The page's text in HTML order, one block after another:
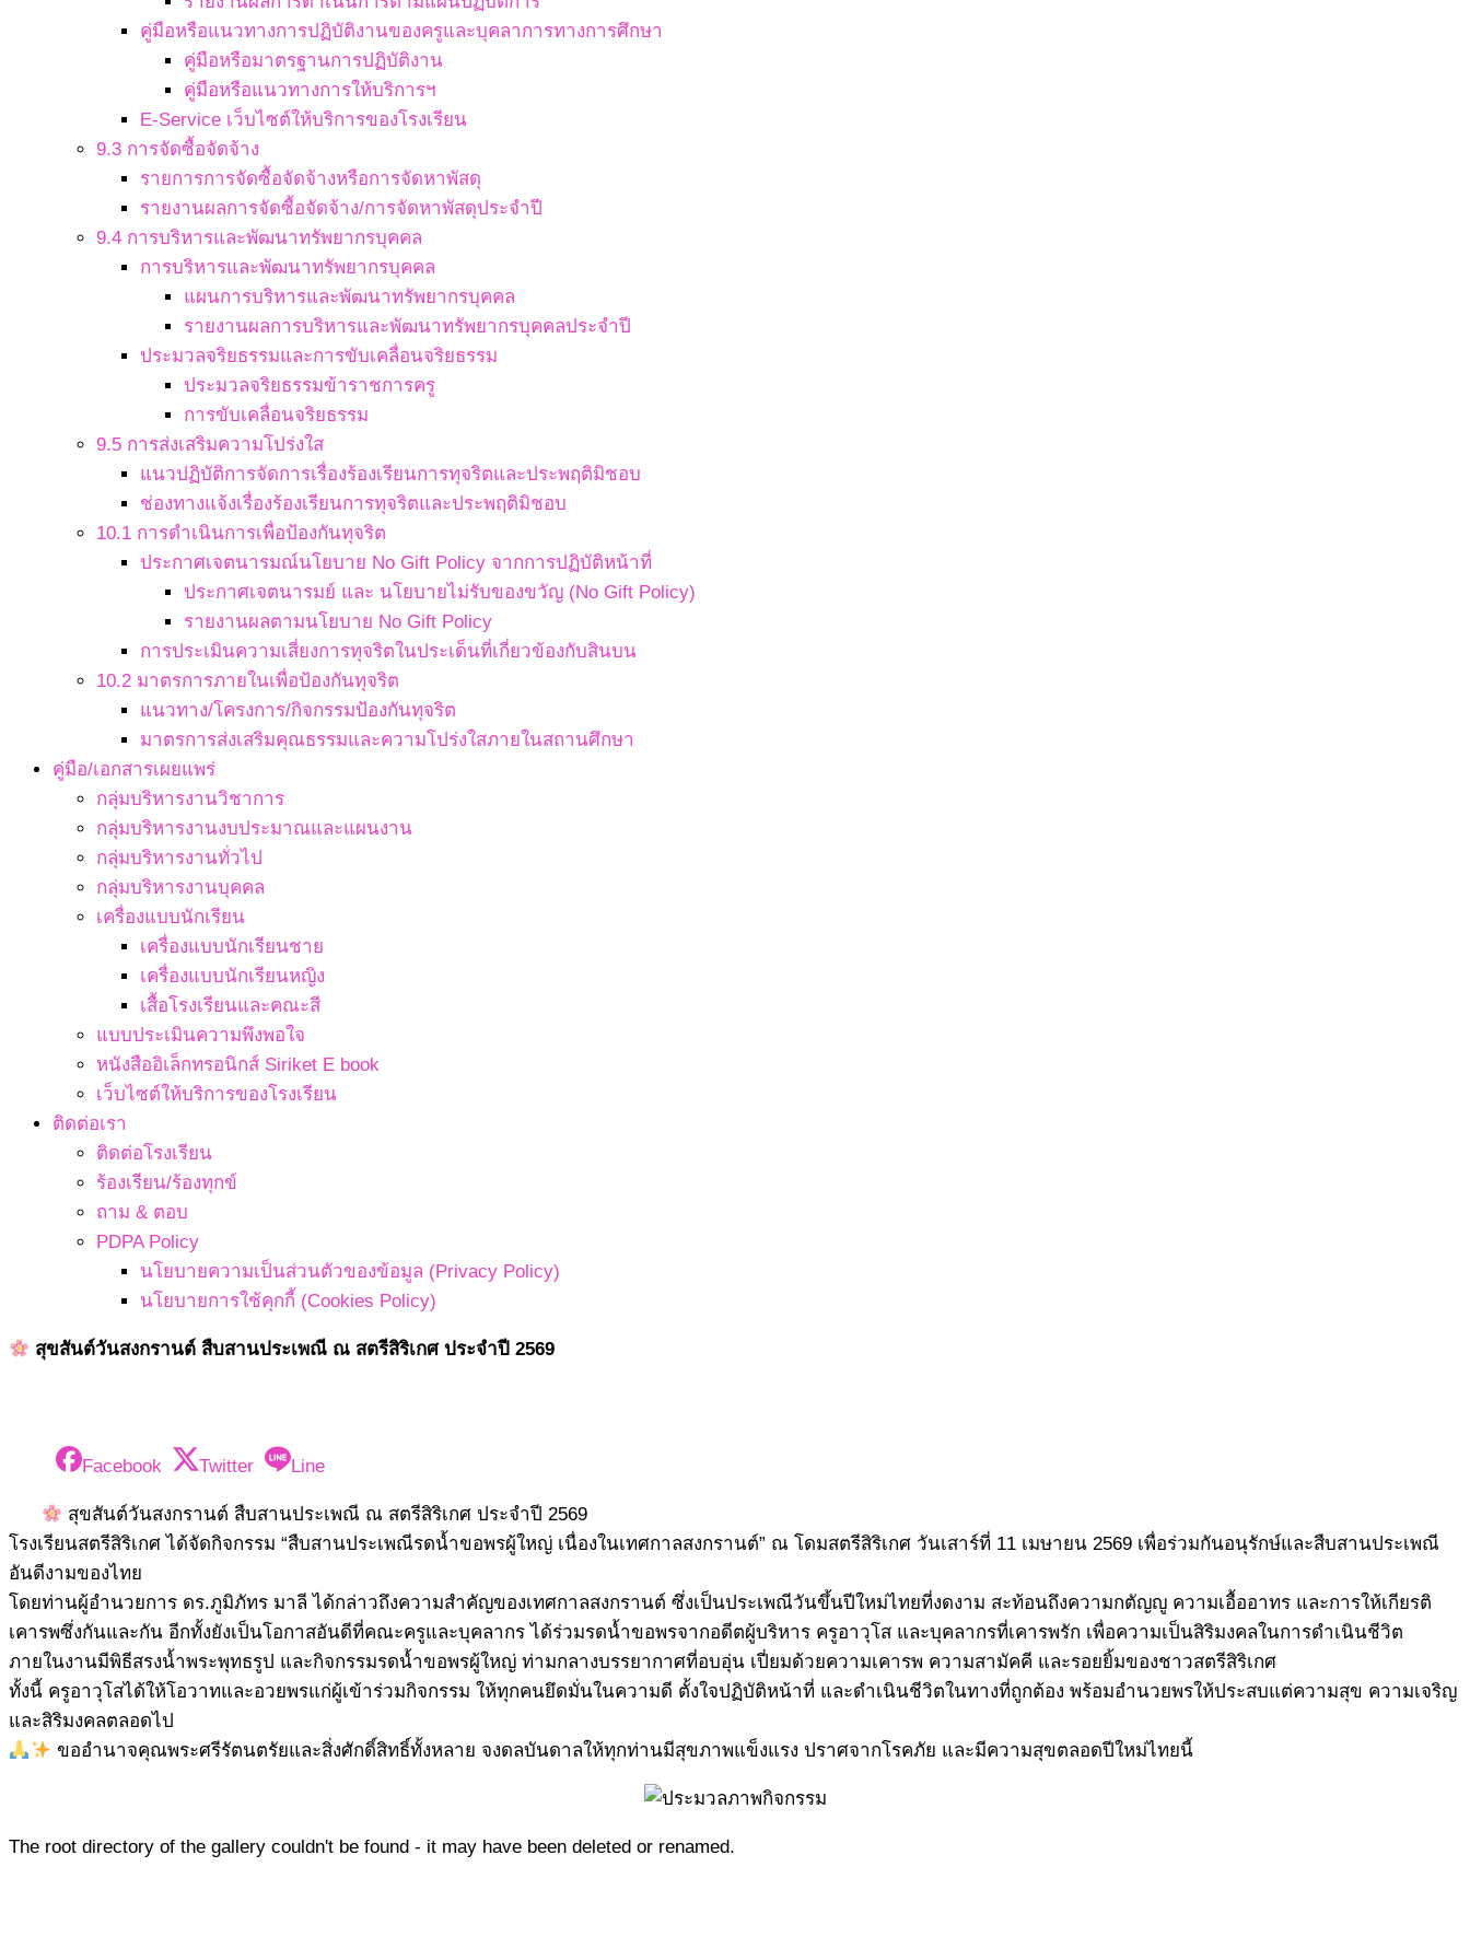
คู่มือหรือแนวทางการปฏิบัติงานของครูและบุคลาการทางการศึกษา
คู่มือหรือมาตรฐานการปฏิบัติงาน
คู่มือหรือแนวทางการให้บริการฯ
E-Service เว็บไซต์ให้บริการของโรงเรียน
9.3 การจัดซื้อจัดจ้าง
รายการการจัดซื้อจัดจ้างหรือการจัดหาพัสดุ
รายงานผลการจัดซื้อจัดจ้าง/การจัดหาพัสดุประจำปี
9.4 การบริหารและพัฒนาทรัพยากรบุคคล
การบริหารและพัฒนาทรัพยากรบุคคล
แผนการบริหารและพัฒนาทรัพยากรบุคคล
รายงานผลการบริหารและพัฒนาทรัพยากรบุคคลประจำปี
ประมวลจริยธรรมและการขับเคลื่อนจริยธรรม
ประมวลจริยธรรมข้าราชการครู
การขับเคลื่อนจริยธรรม
9.5 การส่งเสริมความโปร่งใส
แนวปฏิบัติการจัดการเรื่องร้องเรียนการทุจริตและประพฤติมิชอบ
ช่องทางแจ้งเรื่องร้องเรียนการทุจริตและประพฤติมิชอบ
10.1 การดำเนินการเพื่อป้องกันทุจริต
ประกาศเจตนารมณ์นโยบาย No Gift Policy จากการปฏิบัติหน้าที่
ประกาศเจตนารมย์ และ นโยบายไม่รับของขวัญ (No Gift Policy)
รายงานผลตามนโยบาย No Gift Policy
การประเมินความเสี่ยงการทุจริตในประเด็นที่เกี่ยวข้องกับสินบน
10.2 มาตรการภายในเพื่อป้องกันทุจริต
แนวทาง/โครงการ/กิจกรรมป้องกันทุจริต
มาตรการส่งเสริมคุณธรรมและความโปร่งใสภายในสถานศึกษา
คู่มือ/เอกสารเผยแพร่
กลุ่มบริหารงานวิชาการ
กลุ่มบริหารงานงบประมาณและแผนงาน
กลุ่มบริหารงานทั่วไป
กลุ่มบริหารงานบุคคล
เครื่องแบบนักเรียน
เครื่องแบบนักเรียนชาย
เครื่องแบบนักเรียนหญิง
เสื้อโรงเรียนและคณะสี
แบบประเมินความพึงพอใจ
หนังสืออิเล็กทรอนิกส์ Siriket E book
เว็บไซต์ให้บริการของโรงเรียน
ติดต่อเรา
ติดต่อโรงเรียน
ร้องเรียน/ร้องทุกข์
ถาม & ตอบ
PDPA Policy
นโยบายความเป็นส่วนตัวของข้อมูล (Privacy Policy)
นโยบายการใช้คุกกี้ (Cookies Policy)
สุขสันต์วันสงกรานต์ สืบสานประเพณี ณ สตรีสิริเกศ ประจำปี 2569
Facebook Twitter Line
สุขสันต์วันสงกรานต์ สืบสานประเพณี ณ สตรีสิริเกศ ประจำปี 2569
โรงเรียนสตรีสิริเกศ ได้จัดกิจกรรม “สืบสานประเพณีรดน้ำขอพรผู้ใหญ่ เนื่องในเทศกาลสงกรานต์” ณ โดมสตรีสิริเกศ วันเสาร์ที่ 11 เมษายน 2569 เพื่อร่วมกันอนุรักษ์และสืบสานประเพณี
อันดีงามของไทย
โดยท่านผู้อำนวยการ ดร.ภูมิภัทร มาลี ได้กล่าวถึงความสำคัญของเทศกาลสงกรานต์ ซึ่งเป็นประเพณีวันขึ้นปีใหม่ไทยที่งดงาม สะท้อนถึงความกตัญญู ความเอื้ออาทร และการให้เกียรติ
เคารพซึ่งกันและกัน อีกทั้งยังเป็นโอกาสอันดีที่คณะครูและบุคลากร ได้ร่วมรดน้ำขอพรจากอดีตผู้บริหาร ครูอาวุโส และบุคลากรที่เคารพรัก เพื่อความเป็นสิริมงคลในการดำเนินชีวิต
ภายในงานมีพิธีสรงน้ำพระพุทธรูป และกิจกรรมรดน้ำขอพรผู้ใหญ่ ท่ามกลางบรรยากาศที่อบอุ่น เปี่ยมด้วยความเคารพ ความสามัคคี และรอยยิ้มของชาวสตรีสิริเกศ
ทั้งนี้ ครูอาวุโสได้ให้โอวาทและอวยพรแก่ผู้เข้าร่วมกิจกรรม ให้ทุกคนยึดมั่นในความดี ตั้งใจปฏิบัติหน้าที่ และดำเนินชีวิตในทางที่ถูกต้อง พร้อมอำนวยพรให้ประสบแต่ความสุข ความเจริญ
และสิริมงคลตลอดไป
ขออำนาจคุณพระศรีรัตนตรัยและสิ่งศักดิ์สิทธิ์ทั้งหลาย จงดลบันดาลให้ทุกท่านมีสุขภาพแข็งแรง ปราศจากโรคภัย และมีความสุขตลอดปีใหม่ไทยนี้
The root directory of the gallery couldn't be found - it may have been deleted or renamed.